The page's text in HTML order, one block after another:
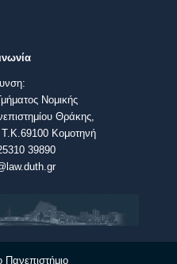
Νομικής
Θράκης,
Τ.Κ.69100 Κομοτηνή
39890
Πανεπιστήμιο